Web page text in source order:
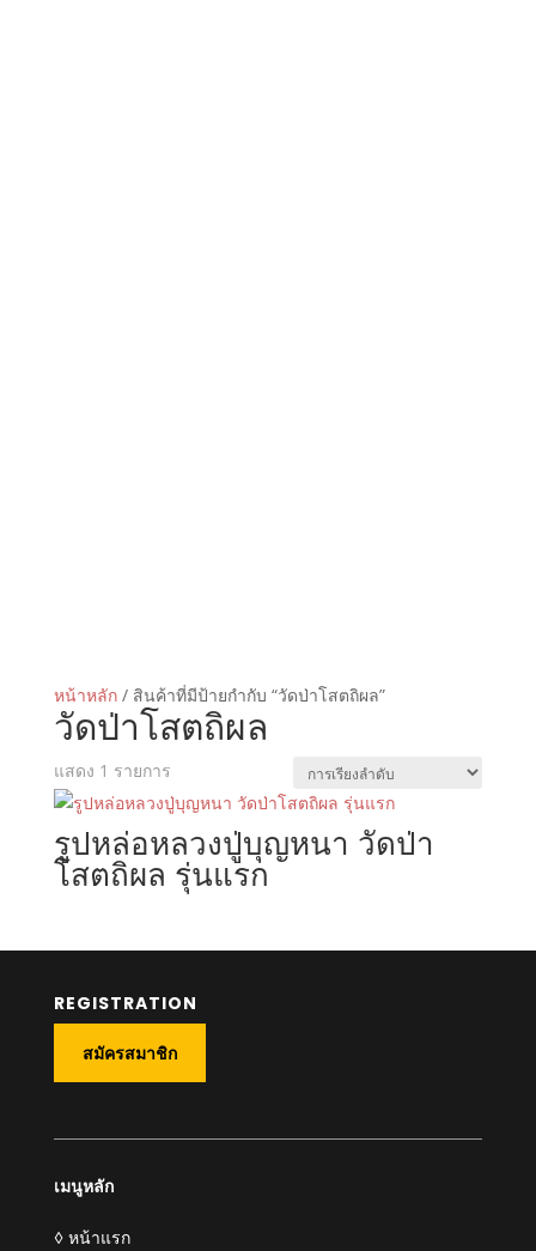
หน้าหลัก/ สินค้าที่มีป้ายกำกับ “วัดป่าโสตถิผล”
วัดป่าโสตถิผล
แสดง 1 รายการ
รูปหล่อหลวงปู่บุญหนา วัดป่า
โสตถิผล รุ่นแรก
REGISTRATION
สมัครสมาชิก
เมนูหลัก
◊ หน้าแรก